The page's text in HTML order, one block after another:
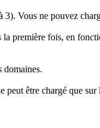
Vous ne pouvez
première fois, en
domaines.
être chargé que sur